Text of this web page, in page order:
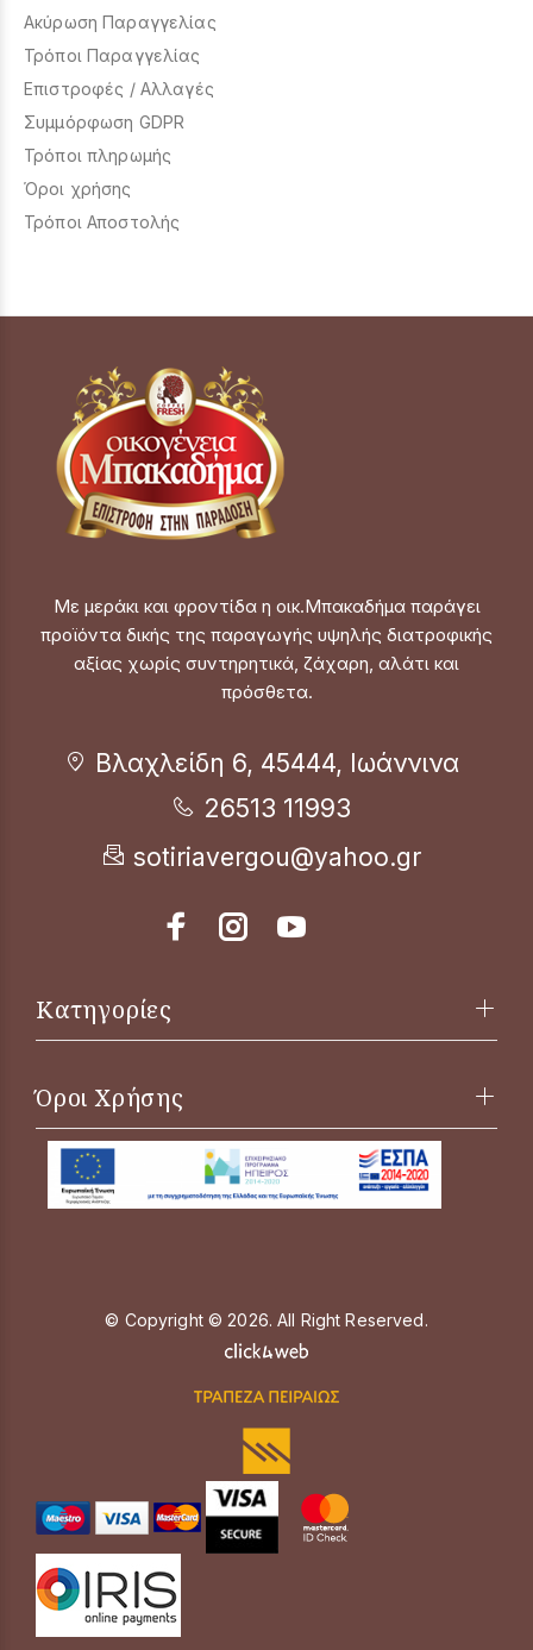
Ακύρωση Παραγγελίας
Τρόποι Παραγγελίας
Επιστροφές / Αλλαγές
Συμμόρφωση GDPR
Τρόποι πληρωμής
Όροι χρήσης
Τρόποι Αποστολής
Με μεράκι και φροντίδα η οικ.Μπακαδήμα παράγει
προϊόντα δικής της παραγωγής υψηλής διατροφικής
αξίας χωρίς συντηρητικά, ζάχαρη, αλάτι και
πρόσθετα.
Βλαχλείδη 6, 45444, Ιωάννινα
26513 11993
sotiriavergou@yahoo.gr
Κατηγορίες
Όροι Χρήσης
© Copyright © 2026. All Right Reserved.